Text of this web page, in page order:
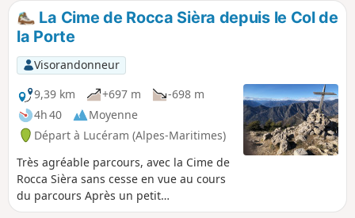
La Cime de Rocca Sièra depuis le Col de
la Porte
Visorandonneur
9,39 km
+697 m
-698 m
4h 40
Moyenne
Départ à Lucéram (Alpes-Maritimes)
Très agréable parcours, avec la Cime de
Rocca Sièra sans cesse en vue au cours
du parcours Après un petit
cheminement en forêt, l'ascension